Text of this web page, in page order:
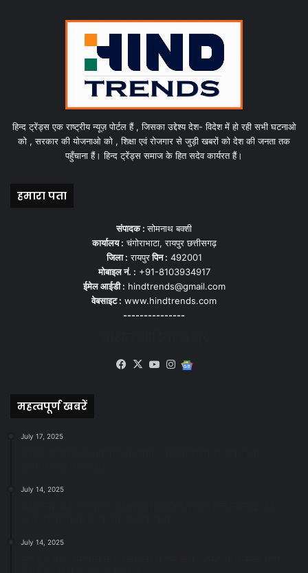
हिन्द ट्रेंड्स एक राष्ट्रीय न्यूज़ पोर्टल हैं , जिसका उद्देश्य देश- विदेश में हो रही सभी घटनाओ
को , सरकार की योजनाओ को , शिक्षा एवं रोजगार से जुड़ी खबरों को देश की जनता तक
पहुँचाना हैं। हिन्द ट्रेंड्स समाज के हित सदेव कार्यरत हैं।
हमारा पता
संपादक :सोमनाथ बक्शी
कार्यालय : चंगोराभाटा, रायपुर छत्तीसगढ़
जिला : रायपुरपिन : 492001
मोबाइल नं. : +91-8103934917
ईमेल आईडी : hindtrends@gmail.com
वेबसाइट : www.hindtrends.com
---------------
Facebook
X YouTubeInstagram
महत्वपूर्ण खबरें
July 17, 2025
July 14, 2025
July 14, 2025